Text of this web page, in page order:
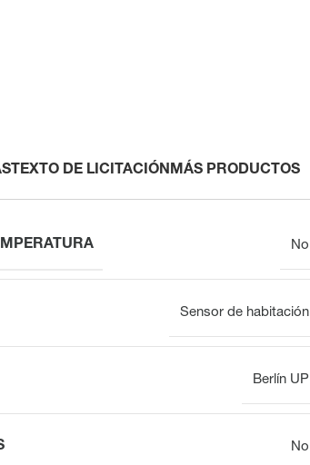
TEXTO DE LICITACIÓNMÁS PRODUCTOS
No
Sensor de habitación
Berlín UP
No